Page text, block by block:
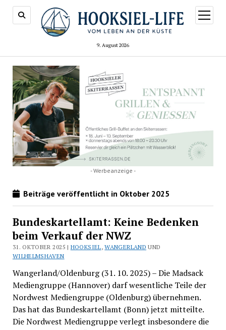
9. August 2026
Menü
öffnen
- Werbeanzeige -
Beiträge veröffentlicht in Oktober 2025
Bundeskartellamt: Keine Bedenken
beim Verkauf der NWZ
31. OKTOBER 2025 | HOOKSIEL,WANGERLAND UND
WILHELMSHAVEN
Wangerland/Oldenburg (31. 10. 2025) – Die Madsack
Mediengruppe (Hannover) darf wesentliche Teile der
Nordwest Mediengruppe (Oldenburg) übernehmen.
Das hat das Bundeskartellamt (Bonn) jetzt mitteilte.
Die Nordwest Mediengruppe verlegt insbesondere die